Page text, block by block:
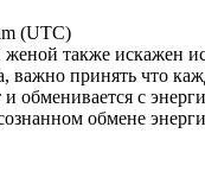
(UTC)
также искажен
важно принять что
и обменивается с
обмене